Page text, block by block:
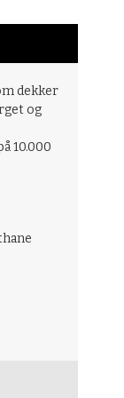
dekker
og
10.000